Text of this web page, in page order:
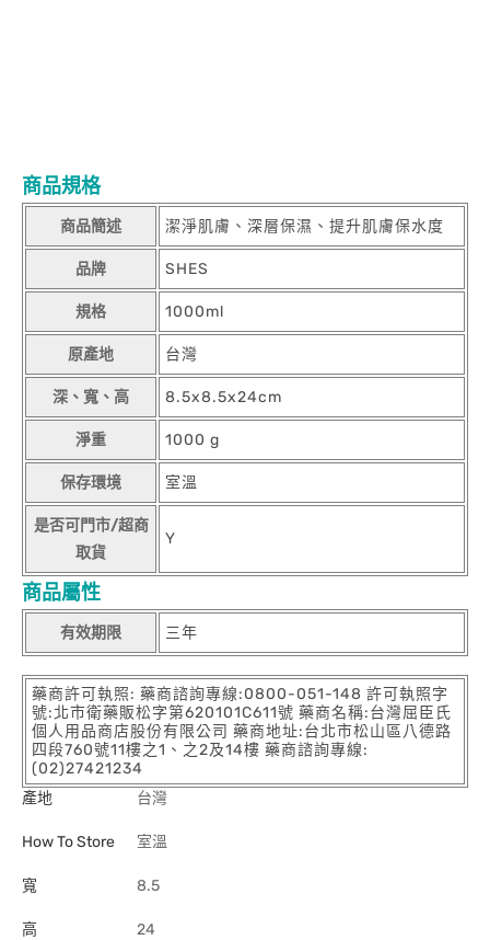
商品規格
商品簡述 潔淨肌膚、深層保濕、提升肌膚保水度
品牌 SHES
規格 1000ml
原產地 台灣
深、寬、高 8.5x8.5x24cm
淨重 1000 g
保存環境 室溫
是否可門市/超商
取貨
Y
商品屬性
有效期限 三年
藥商許可執照: 藥商諮詢專線:0800-051-148 許可執照字
號:北市衛藥販松字第620101C611號 藥商名稱:台灣屈臣氏
個人用品商店股份有限公司 藥商地址:台北市松山區八德路
四段760號11樓之1、之2及14樓 藥商諮詢專線:
(02)27421234
產地
台灣
How To Store 室溫
寬 8.5
高 24